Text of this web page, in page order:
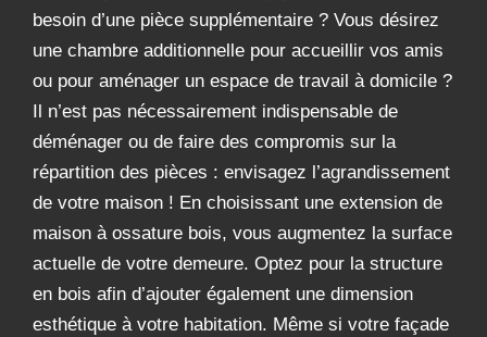
besoin d’une pièce supplémentaire ? Vous désirez
une chambre additionnelle pour accueillir vos amis
ou pour aménager un espace de travail à domicile ?
Il n’est pas nécessairement indispensable de
déménager ou de faire des compromis sur la
répartition des pièces : envisagez l’agrandissement
de votre maison ! En choisissant une extension de
maison à ossature bois, vous augmentez la surface
actuelle de votre demeure. Optez pour la structure
en bois afin d’ajouter également une dimension
esthétique à votre habitation. Même si votre façade